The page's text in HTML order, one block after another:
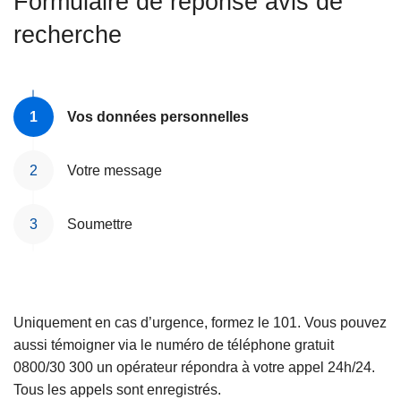
recherche
Vos données personnelles
Votre message
Soumettre
Uniquement en cas d’urgence, formez le 101. Vous pouvez
aussi témoigner via le numéro de téléphone gratuit
0800/30 300 un opérateur répondra à votre appel 24h/24.
Tous les appels sont enregistrés.